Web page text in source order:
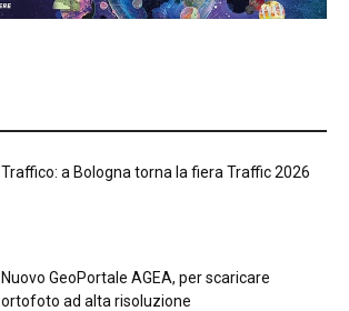
Traffico: a Bologna torna la fiera Traffic 2026
Nuovo GeoPortale AGEA, per scaricare
ortofoto ad alta risoluzione